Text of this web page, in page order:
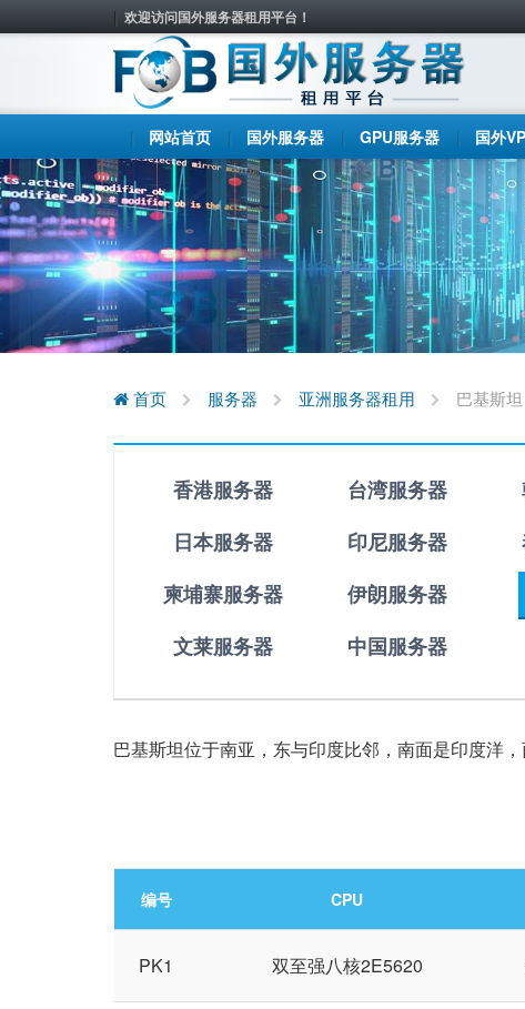
欢迎访问国外服务器租用平台！
网站首页 国外服务器 GPU服务器 国外
首页 服务器 亚洲服务器租用 巴基斯坦
香港服务器 台湾服务器
日本服务器
印尼服务器
柬埔寨服务器
伊朗服务器
文莱服务器
中国服务器
巴基斯坦位于南亚，东与印度比邻，南面是印度洋
编号 CPU
PK1 双至强八核2E5620